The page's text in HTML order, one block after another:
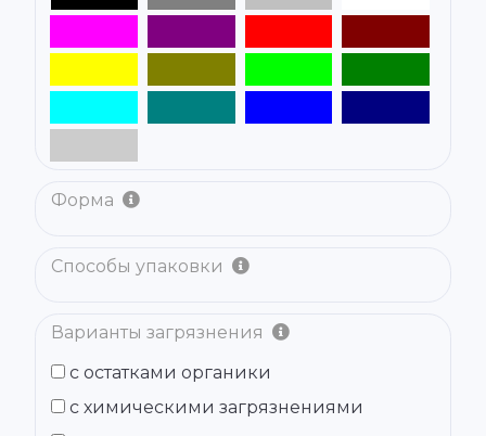
Форма
Способы упаковки
Варианты загрязнения
с остатками органики
с химическими загрязнениями